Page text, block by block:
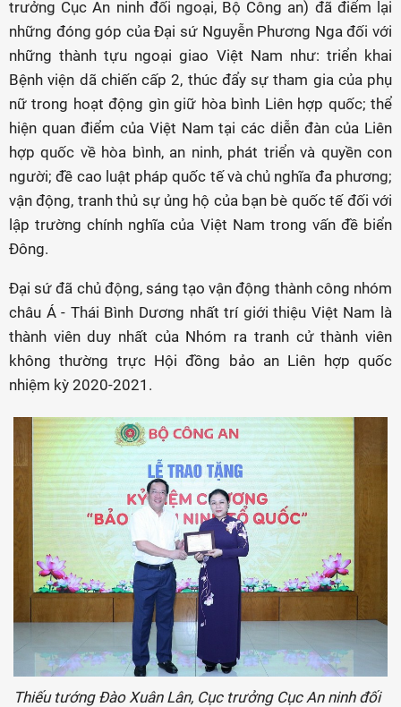
trưởng Cục An ninh đối ngoại, Bộ Công an) đã điểm lại
những đóng góp của Đại sứ Nguyễn Phương Nga đối với
những thành tựu ngoại giao Việt Nam như: triển khai
Bệnh viện dã chiến cấp 2, thúc đẩy sự tham gia của phụ
nữ trong hoạt động gìn giữ hòa bình Liên hợp quốc; thể
hiện quan điểm của Việt Nam tại các diễn đàn của Liên
hợp quốc về hòa bình, an ninh, phát triển và quyền con
người; đề cao luật pháp quốc tế và chủ nghĩa đa phương;
vận động, tranh thủ sự ủng hộ của bạn bè quốc tế đối với
lập trường chính nghĩa của Việt Nam trong vấn đề biển
Đông.
Đại sứ đã chủ động, sáng tạo vận động thành công nhóm
châu Á - Thái Bình Dương nhất trí giới thiệu Việt Nam là
thành viên duy nhất của Nhóm ra tranh cử thành viên
không thường trực Hội đồng bảo an Liên hợp quốc
nhiệm kỳ 2020-2021.
Thiếu tướng Đào Xuân Lân, Cục trưởng Cục An ninh đối